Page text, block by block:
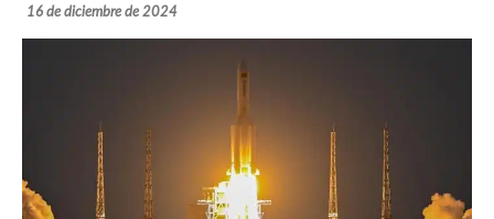
16 de diciembre de 2024